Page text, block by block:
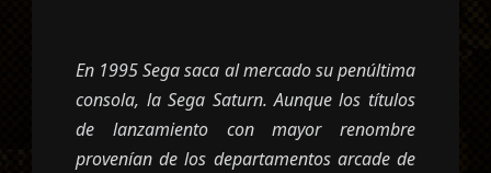
En 1995 Sega saca al mercado su penúltima
consola, la Sega Saturn. Aunque los títulos
de lanzamiento con mayor renombre
provenían de los departamentos arcade de